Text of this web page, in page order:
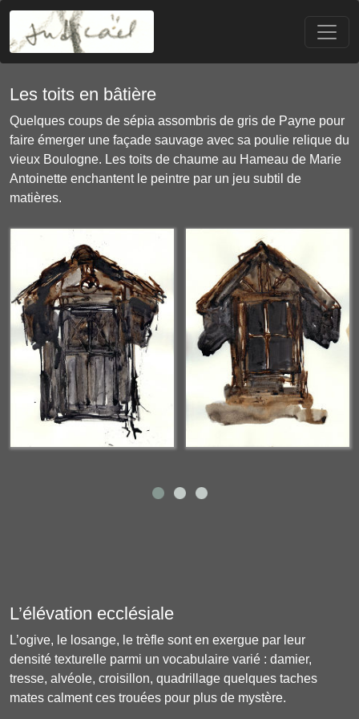
Les toits en bâtière
Quelques coups de sépia assombris de gris de Payne pour
faire émerger une façade sauvage avec sa poulie relique du
vieux Boulogne. Les toits de chaume au Hameau de Marie
Antoinette enchantent le peintre par un jeu subtil de
matières.
L’élévation ecclésiale
L’ogive, le losange, le trèfle sont en exergue par leur
densité texturelle parmi un vocabulaire varié : damier,
tresse, alvéole, croisillon, quadrillage quelques taches
mates calment ces trouées pour plus de mystère.